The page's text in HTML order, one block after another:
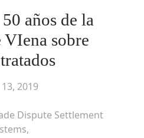
años de la
sobre
2019
Dispute Settlement